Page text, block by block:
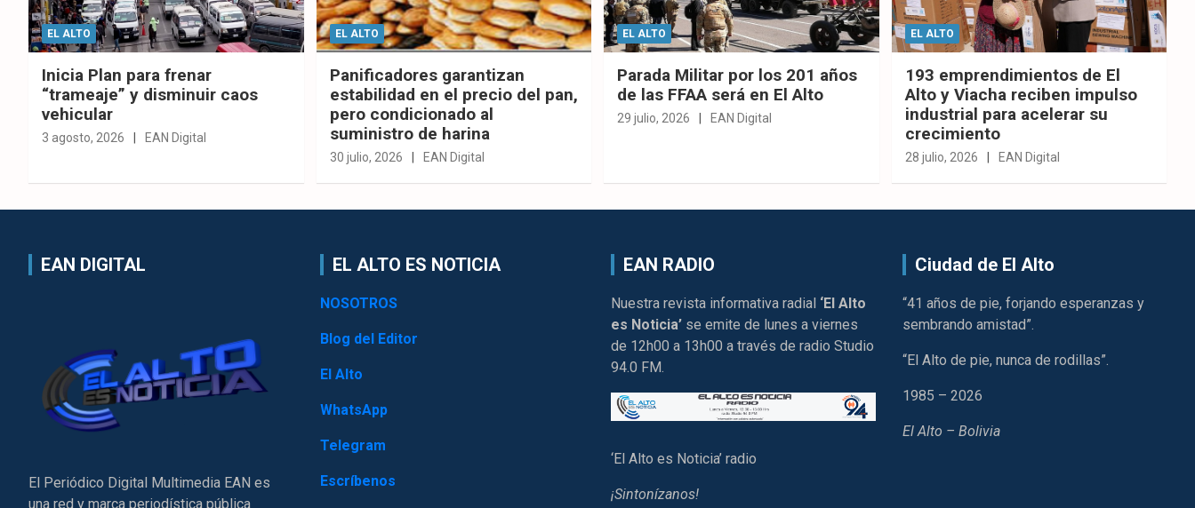
EL ALTO
Inicia Plan para frenar
“trameaje” y disminuir caos
vehicular
3 agosto, 2026 EAN Digital
EL ALTO
Panificadores garantizan
estabilidad en el precio del pan,
pero condicionado al
suministro de harina
30 julio, 2026 EAN Digital
EL ALTO
Parada Militar por los 201 años
de las FFAA será en El Alto
29 julio, 2026 EAN Digital
EL ALTO
193 emprendimientos de El
Alto y Viacha reciben impulso
industrial para acelerar su
crecimiento
28 julio, 2026 EAN Digital
EAN DIGITAL
El Periódico Digital Multimedia EAN es
una red y marca periodística pública
EL ALTO ES NOTICIA
NOSOTROS
Blog del Editor
El Alto
WhatsApp
Telegram
Escríbenos
EAN RADIO
Nuestra revista informativa radial ‘El Alto
es Noticia’ se emite de lunes a viernes
de 12h00 a 13h00 a través de radio Studio
94.0 FM.
‘El Alto es Noticia’ radio
¡Sintonízanos!
Ciudad de El Alto
“41 años de pie, forjando esperanzas y
sembrando amistad”.
“El Alto de pie, nunca de rodillas”.
1985 – 2026
El Alto – Bolivia